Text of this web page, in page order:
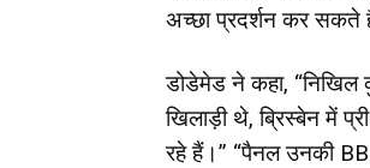
अच्छा प्रदर्शन कर सकते
डोडेमेड ने कहा, “निखिल
खिलाड़ी थे, ब्रिस्बेन में
रहे हैं।” “पैनल उनकी